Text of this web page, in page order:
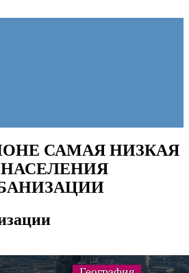
САМАЯ НИЗКАЯ